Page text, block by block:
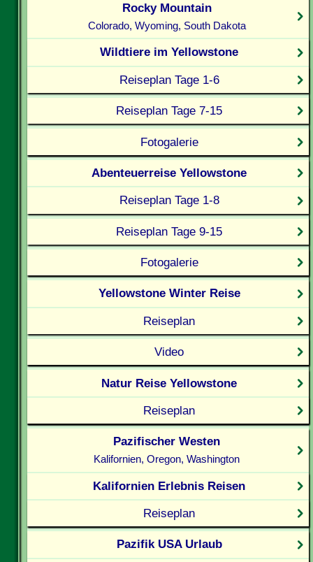
Rocky Mountain
Colorado, Wyoming, South Dakota
Wildtiere im Yellowstone
Reiseplan Tage 1-6
Reiseplan Tage 7-15
Fotogalerie
Abenteuerreise Yellowstone
Reiseplan Tage 1-8
Reiseplan Tage 9-15
Fotogalerie
Yellowstone Winter Reise
Reiseplan
Video
Natur Reise Yellowstone
Reiseplan
Pazifischer Westen
Kalifornien, Oregon, Washington
Kalifornien Erlebnis Reisen
Reiseplan
Pazifik USA Urlaub